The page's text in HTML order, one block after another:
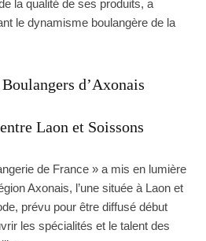
la qualité de ses produits, a
le dynamisme boulangère de la
d’Axonais
Laon et Soissons
de France » a mis en lumière
Axonais, l’une située à Laon et
prévu pour être diffusé début
les spécialités et le talent des